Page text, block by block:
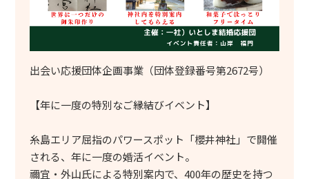
出会い応援団体企画事業（団体登録番号第2672号）
【年に一度の特別なご縁結びイベント】
糸島エリア屈指のパワースポット「櫻井神社」で開催
される、年に一度の婚活イベント。
禰宜・外山氏による特別案内で、400年の歴史を持つ